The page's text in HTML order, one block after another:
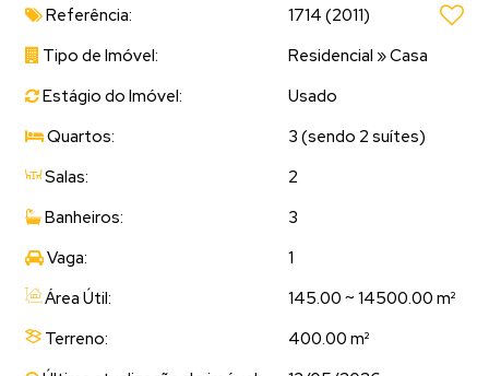
Referência: 1714 (2011)
Tipo de Imóvel:
Residencial »Casa
Estágio do Imóvel:
Usado
Quartos:
3 (sendo 2 suítes)
Salas:
2
Banheiros:
3
Vaga:
1
Área Útil:
145.00 ~ 14500.00 m²
Terreno:
400.00 m²